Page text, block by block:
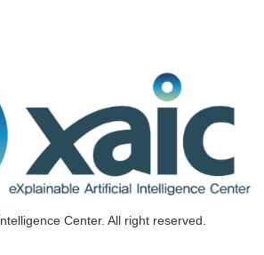
ntelligence Center. All right reserved.